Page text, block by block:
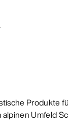
Produkte
alpinen Umfeld